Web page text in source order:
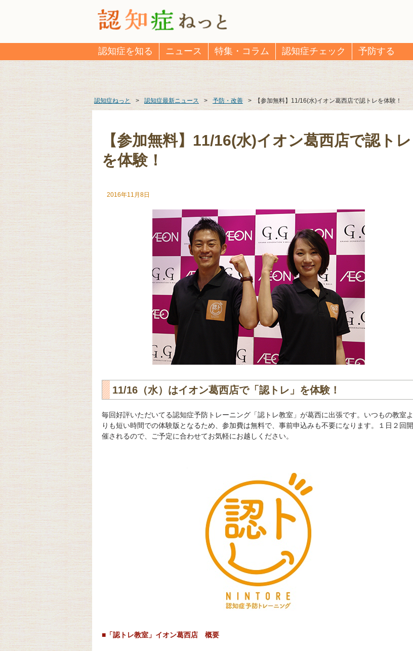
認知症を知る ニュース 特集・コラム 認知症チェック 予防する
認知症ねっと > 認知症最新ニュース > 予防・改善 > 【参加無料】11/16(水)イオン葛西店で認トレを体験！
【参加無料】11/16(水)イオン葛西店で認トレ
を体験！
2016年11月8日
11/16（水）はイオン葛西店で「認トレ」を体験！
毎回好評いただいてる認知症予防トレーニング「認トレ教室」が葛西に出張です。いつもの教室よ
りも短い時間での体験版となるため、参加費は無料で、事前申込みも不要になります。１日２回開
催されるので、ご予定に合わせてお気軽にお越しください。
■「認トレ教室」イオン葛西店 概要